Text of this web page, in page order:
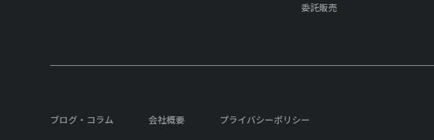
委託販売
ブログ・コラム 会社概要 プライバシーポリシー